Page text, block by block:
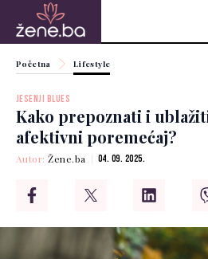
Početna Lifestyle
JESENJI BLUES
Kako prepoznati i
afektivni poremećaj?
Autor:Žene.ba 04. 09. 2025.